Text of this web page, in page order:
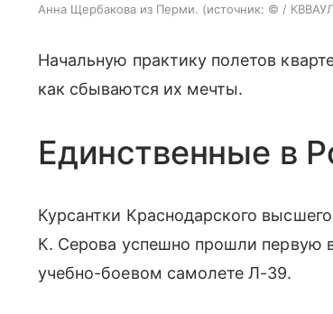
Анна Щербакова из Перми. источник: © /
Начальную практику полетов
как сбываются их мечты.
Единственные в
Курсантки Краснодарского
К. Серова успешно прошли первую
учебно-боевом самолете Л-39.